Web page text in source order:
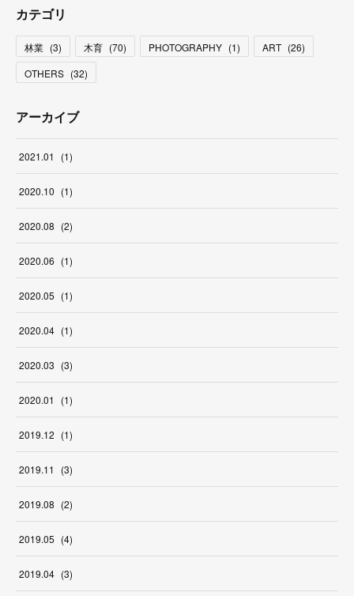
カテゴリ
林業 (3) 木育 (70) PHOTOGRAPHY (1) ART (26)
OTHERS (32)
アーカイブ
2021.01 (1)
2020.10 (1)
2020.08 (2)
2020.06 (1)
2020.05 (1)
2020.04 (1)
2020.03 (3)
2020.01 (1)
2019.12 (1)
2019.11 (3)
2019.08 (2)
2019.05 (4)
2019.04 (3)